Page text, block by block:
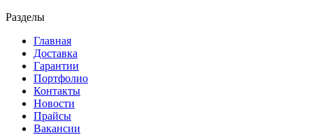
Разделы
Главная
Доставка
Гарантии
Портфолио
Контакты
Новости
Прайсы
Вакансии